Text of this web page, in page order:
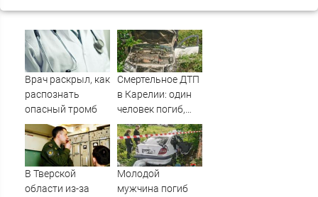
Врач раскрыл, как
распознать
опасный тромб
Смертельное ДТП
в Карелии: один
человек погиб,
трое пострадали
(ФОТО)
В Тверской
области из-за
Молодой
мужчина погиб